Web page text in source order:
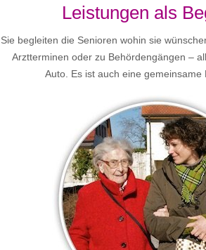
Leistungen als
Sie begleiten die Senioren wohin sie
Arztterminen oder zu Behördengängen –
Auto. Es ist auch eine gemeinsame